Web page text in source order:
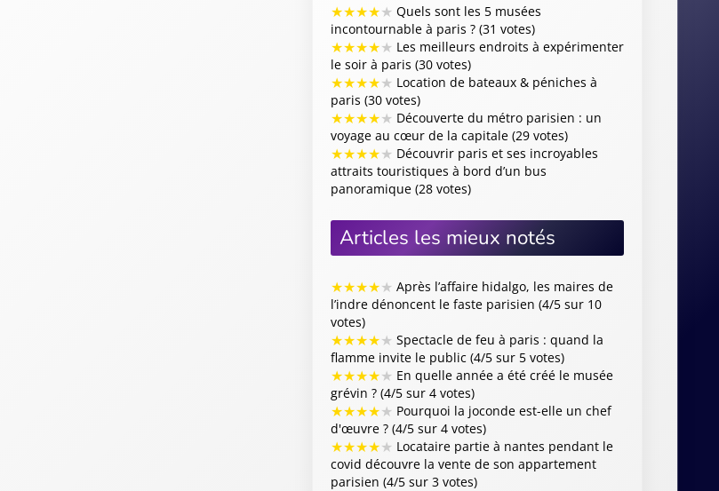
★★★★★ Quels sont les 5 musées
incontournable à paris ? (31 votes)
★★★★★ Les meilleurs endroits à expérimenter
le soir à paris (30 votes)
★★★★★ Location de bateaux & péniches à
paris (30 votes)
★★★★★ Découverte du métro parisien : un
voyage au cœur de la capitale (29 votes)
★★★★★ Découvrir paris et ses incroyables
attraits touristiques à bord d’un bus
panoramique (28 votes)
Articles les mieux notés
★★★★★ Après l’affaire hidalgo, les maires de
l’indre dénoncent le faste parisien (4/5 sur 10
votes)
★★★★★ Spectacle de feu à paris : quand la
flamme invite le public (4/5 sur 5 votes)
★★★★★ En quelle année a été créé le musée
grévin ? (4/5 sur 4 votes)
★★★★★ Pourquoi la joconde est-elle un chef
d'œuvre ? (4/5 sur 4 votes)
★★★★★ Locataire partie à nantes pendant le
covid découvre la vente de son appartement
parisien (4/5 sur 3 votes)